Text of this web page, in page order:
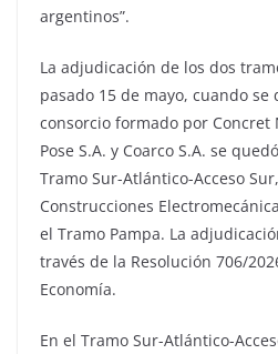
argentinos”.
La adjudicación de los dos
pasado 15 de mayo, cuando se
consorcio formado por Concret
Pose S.A. y Coarco S.A. se
Tramo Sur-Atlántico-Acceso
Construcciones
el Tramo Pampa. La
través de la Resolución 706/
Economía.
En el Tramo Sur-Atlántico-